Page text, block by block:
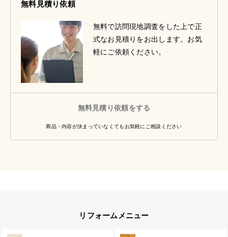
無料見積り依頼
無料で訪問現地調査をした上で正
式なお見積りをお出します。お気
軽にご依頼ください。
無料見積り依頼をする
商品・内容が決まっていなくてもお気軽にご相談ください
リフォームメニュー